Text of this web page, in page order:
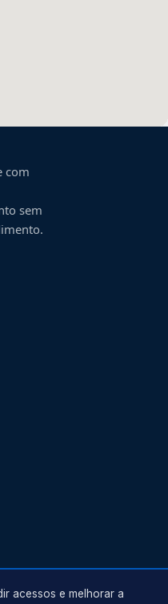
com
sem
acessos e melhorar a